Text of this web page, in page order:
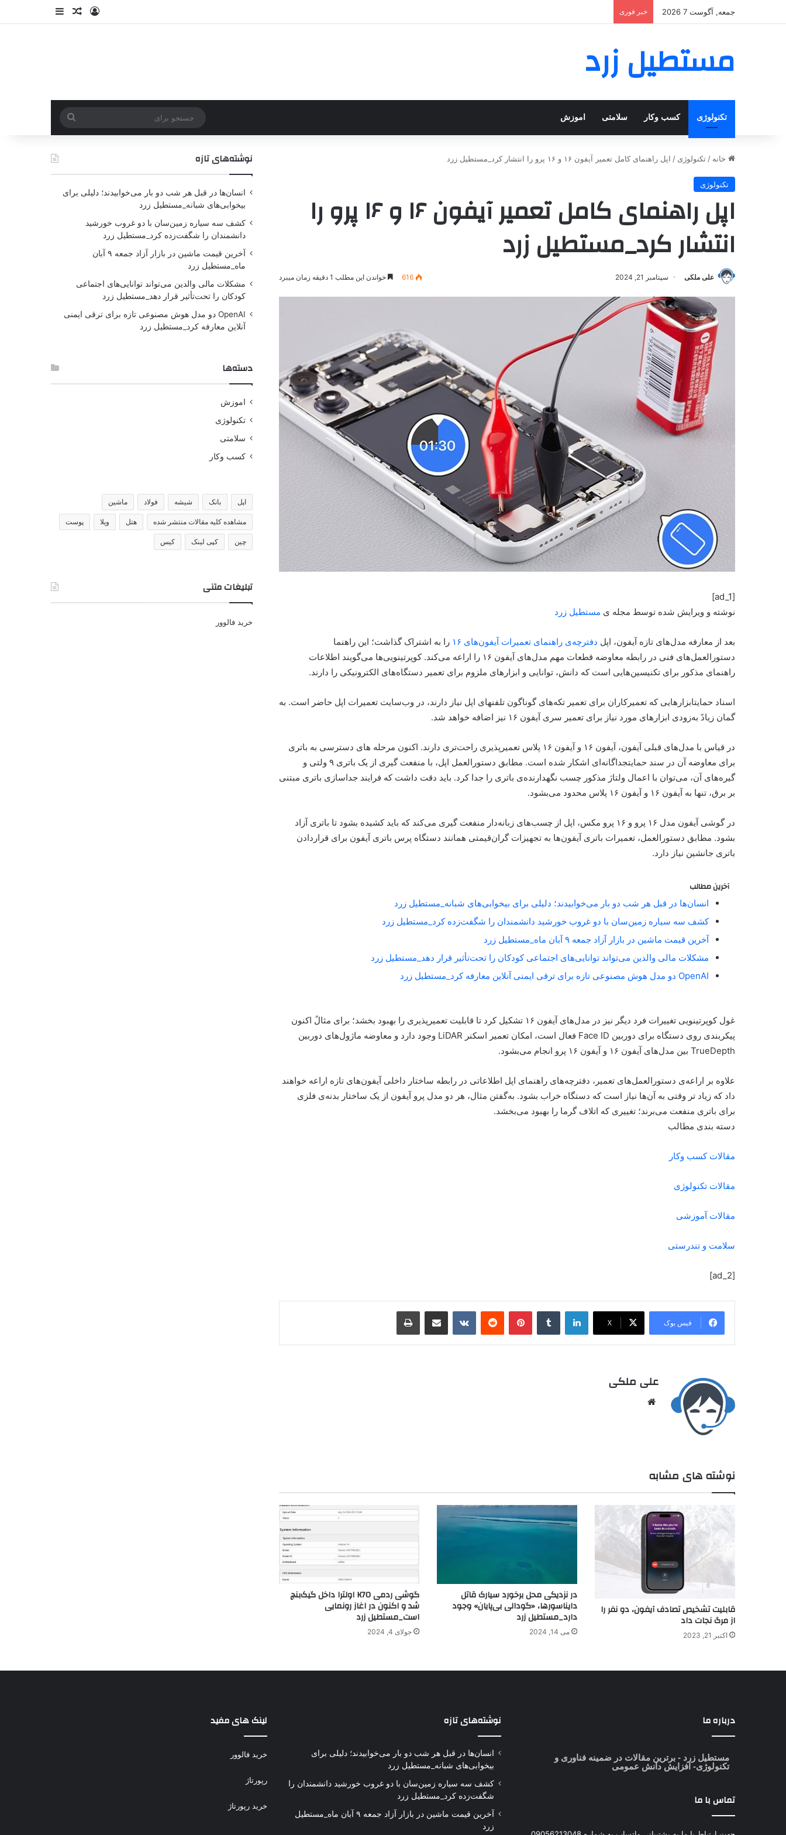
جمعه, آگوست 7 2026 خبر فوری
مستطیل زرد
تکنولوژی کسب وکار سلامتی اموزش
خانه / تکنولوژی / اپل راهنمای کامل تعمیر آیفون ۱۶ و ۱۶ پرو را انتشار کرد_مستطیل زرد
تکنولوژی
اپل راهنمای کامل تعمیر آیفون ۱۶ و ۱۶ پرو را
انتشار کرد_مستطیل زرد
علی ملکی سپتامبر 21, 2024 616 خواندن این مطلب 1 دقیقه زمان میبرد
[ad_1]
نوشته و ویرایش شده توسط مجله ی مستطیل زرد
بعد از معارفه مدل‌های تازه آیفون، اپل دفترچه‌ی راهنمای تعمیرات آیفون‌های ۱۶
را به اشتراک گذاشت؛ این راهنما
دستورالعمل‌های فنی در رابطه معاوضه قطعات مهم مدل‌های آیفون ۱۶ را اراعه می‌کند. کوپرتینویی‌ها می‌گویند اطلاعات
راهنمای مذکور برای تکنیسین‌هایی است که دانش، توانایی و ابزارهای ملزوم برای تعمیر دستگاه‌های الکترونیکی را دارند.
اسناد حمایتابزارهایی که تعمیرکاران برای تعمیر تکه‌های گوناگون تلفنهای اپل نیاز دارند، در وب‌سایت تعمیرات اپل حاضر است. به
گمان زیادً به‌زودی ابزارهای مورد نیاز برای تعمیر سری آیفون ۱۶ نیز اضافه خواهد شد.
در قیاس با مدل‌های قبلی آیفون، آیفون ۱۶ و آیفون ۱۶ پلاس تعمیرپذیری راحت‌تری دارند. اکنون مرحله های دسترسی به باتری
برای معاوضه آن در سند حمایتجداگانه‌ای اشکار شده است. مطابق دستورالعمل اپل، با منفعت گیری از یک باتری ۹ ولتی و
گیره‌های آن، می‌توان با اعمال ولتاژ مذکور چسب نگهدارنده‌ی باتری را جدا کرد. باید دقت داشت که فرایند جداسازی باتری مبتنی
بر برق، تنها به آیفون ۱۶ و آیفون ۱۶ پلاس محدود می‌بشود.
در گوشی آیفون مدل ۱۶ پرو و ۱۶ پرو مکس، اپل از چسب‌های زبانه‌دار منفعت گیری می‌کند که باید کشیده بشود تا باتری آزاد
بشود. مطابق دستورالعمل، تعمیرات باتری آیفون‌ها به تجهیزات گران‌قیمتی همانند دستگاه پرس باتری آیفون برای قراردادن
باتری جانشین نیاز دارد.
آخرین مطالب
انسان‌ها در قبل هر شب دو بار می‌خوابیدند؛ دلیلی برای بیخوابی‌های شبانه_مستطیل زرد
کشف سه سیاره زمین‌سان با دو غروب خورشید دانشمندان را شگفت‌زده کرد_مستطیل زرد
آخرین قیمت ماشین در بازار آزاد جمعه ۹ آبان ماه_مستطیل زرد
مشکلات مالی والدین می‌تواند توانایی‌های اجتماعی کودکان را تحت‌تأثیر قرار دهد_مستطیل زرد
OpenAI دو مدل هوش مصنوعی تازه برای ترقی ایمنی آنلاین معارفه کرد_مستطیل زرد
غول کوپرتینویی تغییرات فرد دیگر نیز در مدل‌های آیفون ۱۶ تشکیل کرد تا قابلیت تعمیرپذیری را بهبود بخشد؛ برای مثالً اکنون
پیکربندی روی دستگاه برای دوربین Face ID فعال است، امکان تعمیر اسکنر LiDAR وجود دارد و معاوضه ماژول‌های دوربین
TrueDepth بین مدل‌های آیفون ۱۶ و آیفون ۱۶ پرو انجام می‌بشود.
علاوه بر اراعه‌ی دستورالعمل‌های تعمیر، دفترچه‌های راهنمای اپل اطلاعاتی در رابطه ساختار داخلی آیفون‌های تازه اراعه خواهند
داد که زیاد تر وقتی به ‌آن‌ها نیاز است که دستگاه خراب بشود. به‌گفتن مثال، هر دو مدل پرو آیفون از یک ساختار بدنه‌ی فلزی
برای باتری منفعت می‌برند؛ تغییری که اتلاف گرما را بهبود می‌بخشد.
دسته بندی مطالب
مقالات کسب وکار
مقالات تکنولوژی
مقالات آموزشی
سلامت و تندرستی
[ad_2]
فیس بوک X
علی ملکی
نوشته های مشابه
قابلیت تشخیص تصادف آیفون، دو نفر را
از مرگ نجات داد
اکتبر 21, 2023
در نزدیکی محل برخورد سیارک قاتل
دایناسورها، «گودالی بی‌پایان» وجود
دارد_مستطیل زرد
می 14, 2024
گوشی ردمی K70 اولترا داخل گیک‌بنچ
شد و اکنون در اغاز رونمایی
است_مستطیل زرد
جولای 4, 2024
نوشته‌های تازه
انسان‌ها در قبل هر شب دو بار می‌خوابیدند؛ دلیلی برای
بیخوابی‌های شبانه_مستطیل زرد
کشف سه سیاره زمین‌سان با دو غروب خورشید
دانشمندان را شگفت‌زده کرد_مستطیل زرد
آخرین قیمت ماشین در بازار آزاد جمعه ۹ آبان
ماه_مستطیل زرد
مشکلات مالی والدین می‌تواند توانایی‌های اجتماعی
کودکان را تحت‌تأثیر قرار دهد_مستطیل زرد
OpenAI دو مدل هوش مصنوعی تازه برای ترقی ایمنی
آنلاین معارفه کرد_مستطیل زرد
دسته‌ها
اموزش
تکنولوژی
سلامتی
کسب وکار
اپل بانک شیشه فولاد ماشین
مشاهده کلیه مقالات منتشر شده هتل ویلا پوست
چین کپی لینک کیس
تبلیغات متنی
خرید فالوور
درباره ما
مستطیل زرد - برترین مقالات در ضمینه فناوری و
تکنولوژی- افزایش دانش عمومی
تماس با ما
نوشته‌های تازه
انسان‌ها در قبل هر شب دو بار می‌خوابیدند؛ دلیلی برای
بیخوابی‌های شبانه_مستطیل زرد
کشف سه سیاره زمین‌سان با دو غروب خورشید دانشمندان را
شگفت‌زده کرد_مستطیل زرد
آخرین قیمت ماشین در بازار آزاد جمعه ۹ آبان ماه_مستطیل
زرد
لینک های مفید
خرید فالوور
رپورتاژ
خرید رپورتاژ